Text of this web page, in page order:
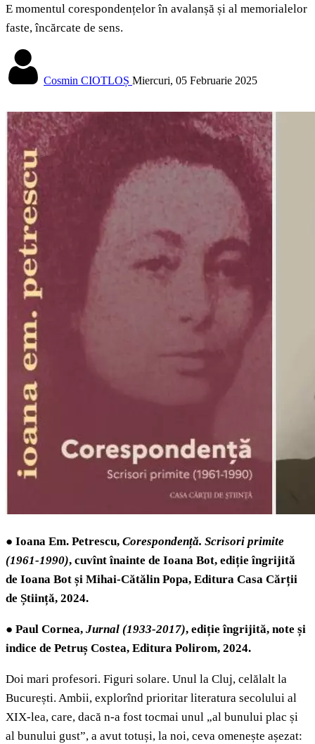
E momentul corespondențelor în avalanșă și al memorialelor
faste, încărcate de sens.
Cosmin CIOTLOȘ Miercuri, 05 Februarie 2025
● Ioana Em. Petrescu, Corespondență. Scrisori primite
(1961-1990), cuvînt înainte de Ioana Bot, ediție îngrijită
de Ioana Bot și Mihai-Cătălin Popa, Editura Casa Cărții
de Știință, 2024.
● Paul Cornea, Jurnal (1933-2017), ediție îngrijită, note și
indice de Petruș Costea, Editura Polirom, 2024.
Doi mari profesori. Figuri solare. Unul la Cluj, celălalt la
București. Ambii, explorînd prioritar literatura secolului al
XIX-lea, care, dacă n-a fost tocmai unul „al bunului plac și
al bunului gust”, a avut totuși, la noi, ceva omenește așezat: